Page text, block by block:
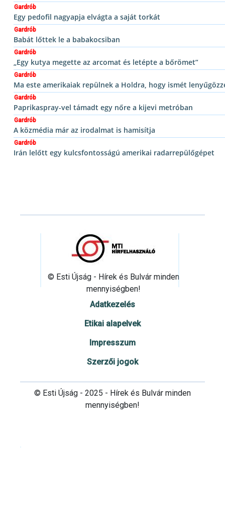
Gardrób
Egy pedofil nagyapja elvágta a saját torkát
Gardrób
Babát lőttek le a babakocsiban
Gardrób
„Egy kutya megette az arcomat és letépte a bőrömet”
Gardrób
Ma este amerikaiak repülnek a Holdra, hogy ismét
Gardrób
Paprikaspray-vel támadt egy nőre a kijevi metróban
Gardrób
A közmédia már az irodalmat is hamisítja
Gardrób
Irán lelőtt egy kulcsfontosságú amerikai radarrepülőgépet
© Esti Újság - Hírek és Bulvár minden
mennyiségben!
Adatkezelés
Etikai alapelvek
Impresszum
Szerzői jogok
© Esti Újság - 2025 - Hírek és Bulvár minden
mennyiségben!